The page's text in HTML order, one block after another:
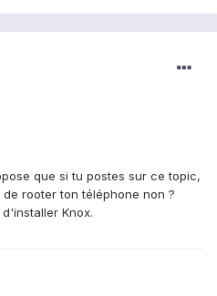
que si tu postes sur ce topic,
rooter ton téléphone non ?
Knox.